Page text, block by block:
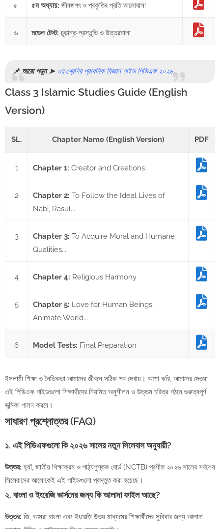
৫ ৫ম অধ্যায়: জীবজগৎ ও প্রকৃতির প্রতি ভালোবাসা
৬ মডেল টেস্ট: চূড়ান্ত প্রস্তুতি ও উত্তরমালা
📌 আরো পড়ুন ➤ ৩য় শ্রেণির প্রাথমিক বিজ্ঞান গাইড পিডিএফ ২০২৬
Class 3 Islamic Studies Guide (English
Version)
SL. Chapter Name (English Version) PDF
1 Chapter 1: Creator and Creations
2 Chapter 2: To Follow the Ideal Lives of
Nabi, Rasul...
3 Chapter 3: To Acquire Moral and Humane
Qualities...
4 Chapter 4: Religious Harmony
5 Chapter 5: Love for Human Beings,
Animate World...
6 Model Tests: Final Preparation
ইসলামী শিক্ষা ও নৈতিকতা আমাদের জীবনে সঠিক পথ দেখায়। আশা করি, আমাদের দেওয়া
এই পিডিএফ গাইডগুলো শিক্ষার্থীদের নিয়মিত অনুশীলন ও উত্তম চরিত্র গঠনে গুরুত্বপূর্ণ
ভূমিকা পালন করবে।
সাধারণ প্রশ্নোত্তর (FAQ)
১. এই পিডিএফগুলো কি ২০২৬ সালের নতুন সিলেবাস অনুযায়ী?
উত্তর: হ্যাঁ, জাতীয় শিক্ষাক্রম ও পাঠ্যপুস্তক বোর্ড (NCTB) প্রণীত ২০২৬ সালের সর্বশেষ
সিলেবাসের আলোকেই এই গাইডগুলো প্রস্তুত করা হয়েছে।
২. বাংলা ও ইংরেজি ভার্সনের জন্য কি আলাদা ফাইল আছে?
উত্তর: জি, আমরা বাংলা এবং ইংরেজি উভয় মাধ্যমের শিক্ষার্থীদের সুবিধার জন্য আলাদা